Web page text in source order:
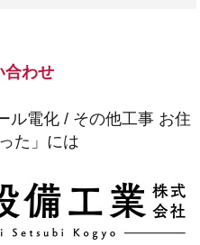
合わせ
ル電化 / その他工事 お住
た」には